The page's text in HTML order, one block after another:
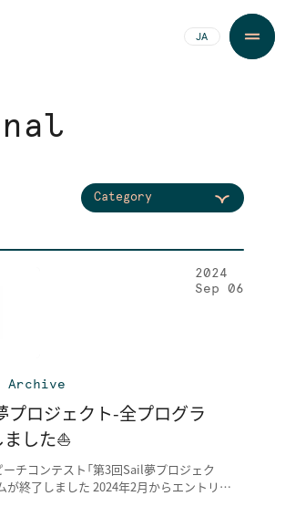
JA
nal
Category
2024
Sep 06
Archive
プロジェクト-全プログラ
した⛵️
チコンテスト「第3回Sail夢プロジェク
が終了しました 2024年2月からエントリー